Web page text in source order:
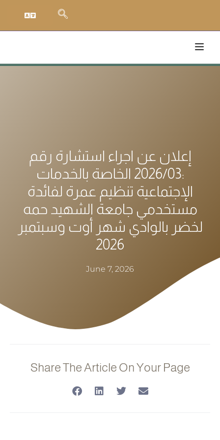
إعلان عن اجراء استشارة رقم
:2026/03 الخاصة بالخدمات
الإجتماعية تنظيم عمرة لفائدة
مستخدمي جامعة الشهيد حمه
لخضر بالوادي شهر أوت وسبتمبر
2026
June 7, 2026
Share The Article On Your Page